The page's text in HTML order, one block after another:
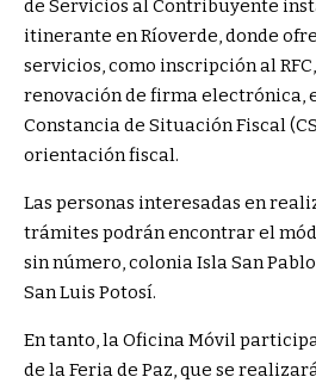
de Servicios al Contribuyente
itinerante en Ríoverde, donde
servicios, como inscripción al
renovación de firma electrónica,
Constancia de Situación Fiscal
orientación fiscal.
Las personas interesadas en
trámites podrán encontrar el
sin número, colonia Isla San
San Luis Potosí.
En tanto, la Oficina Móvil
de la Feria de Paz, que se